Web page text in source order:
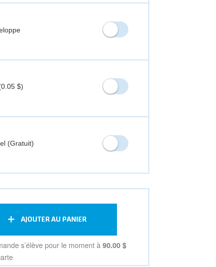
0.05 $)
(Gratuit)
90.00 $
AJOUTER AU PANIER